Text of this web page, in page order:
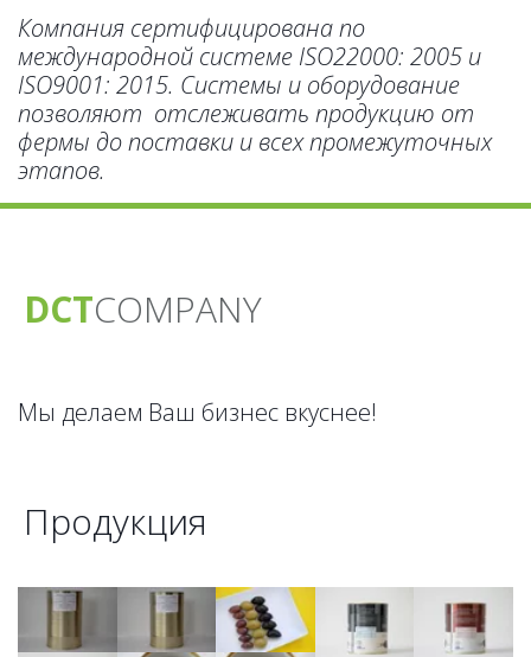
Компания сертифицирована по
международной системе ISO22000: 2005 и
ISO9001: 2015. Системы и оборудование
позволяют  отслеживать продукцию от
фермы до поставки и всех промежуточных
этапов.
DCTCO­­­­MPANY
Мы делаем Ваш бизнес вкуснее!
Продукция